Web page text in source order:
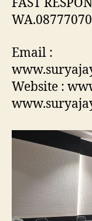
FAST
Email :
Website :